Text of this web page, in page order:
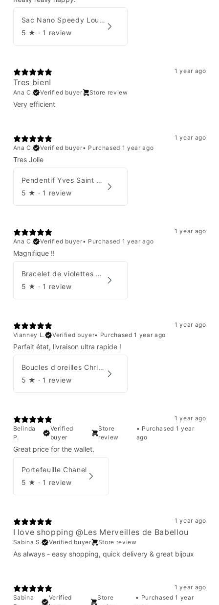
Sac Nano Speedy Louis Vuitton X Yayoi Kusama
5 ★ · 1 review
1 year ago
Tres bien!
Ana C. Verified buyer Store review
Very efficient
1 year ago
Ana C.
Verified buyer• Purchased 1 year ago
Tres Jolie
Pendentif Yves Saint Laurent
5 ★ · 1 review
1 year ago
Ana C.
Verified buyer• Purchased 1 year ago
Magnifique !!
Bracelet de violettes Augustine
5 ★ · 1 review
1 year ago
Vianney L.
Verified buyer• Purchased 1 year ago
Parfait état, livraison ultra rapide !
Boucles d'oreilles Christian Dior
5 ★ · 1 review
1 year ago
Belinda
P.
Verified
buyer
Store
review
• Purchased 1 year
ago
Great price for the wallet.
Portefeuille Chanel
5 ★ · 1 review
1 year ago
I love shopping @Les Merveilles de Babellou
Sabina S. Verified buyer Store review
As always - easy shopping, quick delivery & great bijoux
1 year ago
Sabina
Verified
Store
• Purchased 1 year